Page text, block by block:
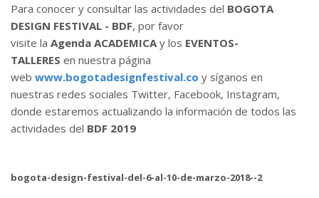
Para conocer y consultar las actividades del BOGOTA
DESIGN FESTIVAL - BDF, por favor
visite la Agenda ACADEMICAy los EVENTOS-
TALLERES en nuestra página
web www.bogotadesignfestival.co y síganos en
nuestras redes sociales Twitter, Facebook, Instagram,
donde estaremos actualizando la información de todos las
actividades del BDF 2019
bogota-design-festival-del-6-al-10-de-marzo-2018--2